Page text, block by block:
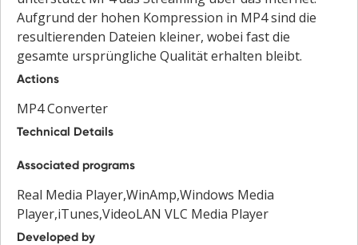
Aufgrund der hohen Kompression in MP4 sind die
resultierenden Dateien kleiner, wobei fast die
gesamte ursprüngliche Qualität erhalten bleibt.
Actions
MP4 Converter
Technical Details
Associated programs
Real Media Player,WinAmp,Windows Media
Player,iTunes,VideoLAN VLC Media Player
Developed by